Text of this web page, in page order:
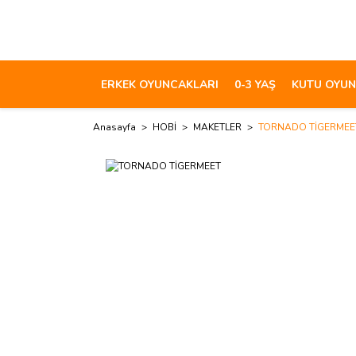
ERKEK OYUNCAKLARI 0-3 YAŞ KUTU
Anasayfa HOBİ MAKETLER TORNADO